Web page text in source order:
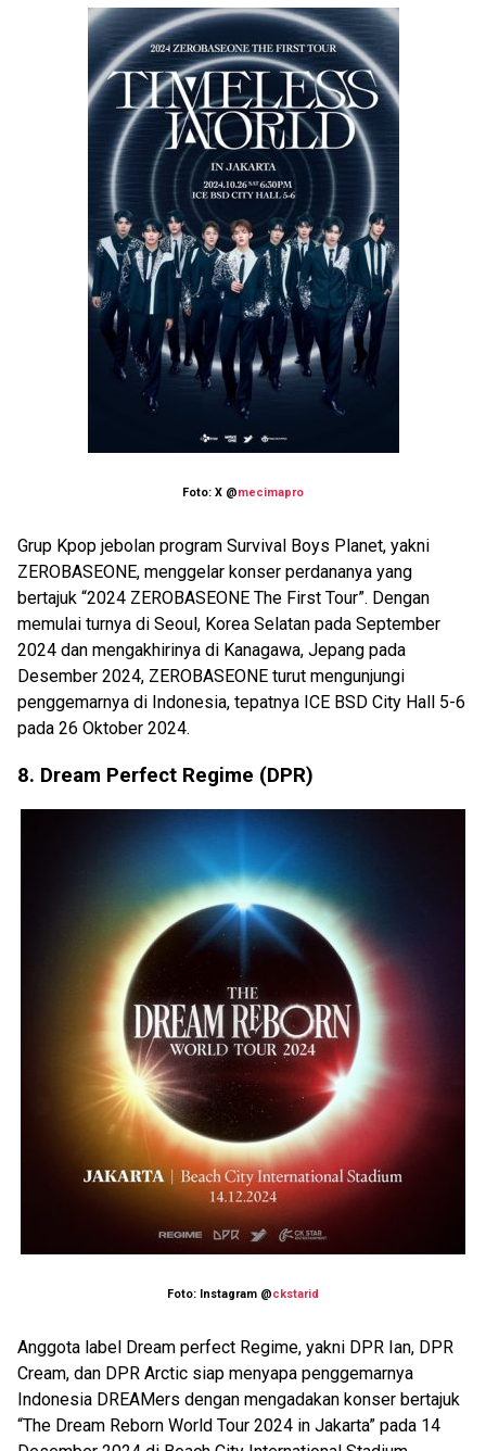
Foto: X @mecimapro
Grup Kpop jebolan program Survival Boys Planet, yakni
ZEROBASEONE, menggelar konser perdananya yang
bertajuk “2024 ZEROBASEONE The First Tour”. Dengan
memulai turnya di Seoul, Korea Selatan pada September
2024 dan mengakhirinya di Kanagawa, Jepang pada
Desember 2024, ZEROBASEONE turut mengunjungi
penggemarnya di Indonesia, tepatnya ICE BSD City Hall 5-6
pada 26 Oktober 2024.
8. Dream Perfect Regime (DPR)
Foto: Instagram @ckstarid
Anggota label Dream perfect Regime, yakni DPR Ian, DPR
Cream, dan DPR Arctic siap menyapa penggemarnya
Indonesia DREAMers dengan mengadakan konser bertajuk
“The Dream Reborn World Tour 2024 in Jakarta” pada 14